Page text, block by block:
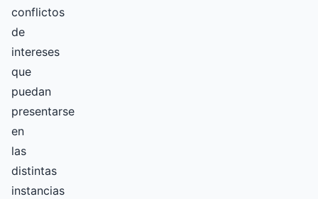
conflictos
de
intereses
que
puedan
presentarse
en
las
distintas
instancias